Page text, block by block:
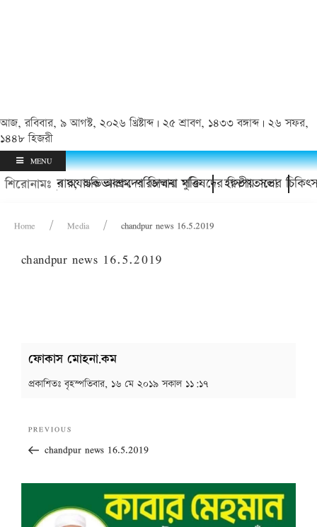
আজ, রবিবার, ৯ আগস্ট, ২০২৬ খ্রিষ্টাব্দ | ২৫ শ্রাবণ, ১৪৩৩ বঙ্গাব্দ | ২৬ সফর,
১৪৪৮ হিজরী
MENU
শিরোনামঃথানায়; অভিভাবকদের জিম্মায় মুক্তি হাসপাতালের
চাঁদপুর অযাচক আশ্রম পরিচালনা পরিষদের দ্বিতীয় সভা
Home Media chandpur news 16.5.2019
chandpur news 16.5.2019
ফোকাস মোহনা.কম
প্রকাশিতঃবৃহস্পতিবার, ১৬ মে ২০১৯ সকাল ১১:১৭
navigation
Previous
Post
PREVIOUS
chandpur news 16.5.2019